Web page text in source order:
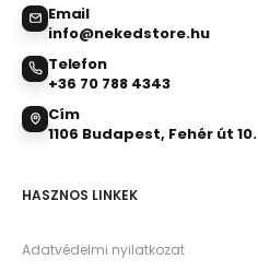
Email
info@nekedstore.hu
Telefon
+36 70 788 4343
Cím
1106 Budapest, Fehér út 10.
HASZNOS LINKEK
Adatvédelmi nyilatkozat